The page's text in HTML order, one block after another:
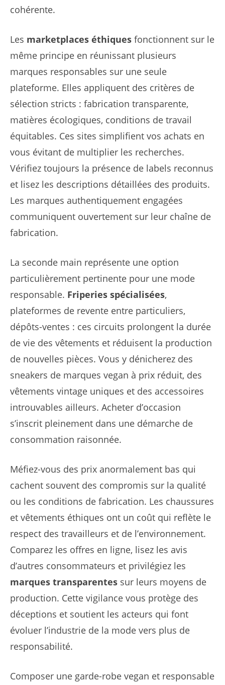
cohérente.
Les marketplaces éthiques fonctionnent sur le
même principe en réunissant plusieurs
marques responsables sur une seule
plateforme. Elles appliquent des critères de
sélection stricts : fabrication transparente,
matières écologiques, conditions de travail
équitables. Ces sites simplifient vos achats en
vous évitant de multiplier les recherches.
Vérifiez toujours la présence de labels reconnus
et lisez les descriptions détaillées des produits.
Les marques authentiquement engagées
communiquent ouvertement sur leur chaîne de
fabrication.
La seconde main représente une option
particulièrement pertinente pour une mode
responsable. Friperies spécialisées,
plateformes de revente entre particuliers,
dépôts-ventes : ces circuits prolongent la durée
de vie des vêtements et réduisent la production
de nouvelles pièces. Vous y dénicherez des
sneakers de marques vegan à prix réduit, des
vêtements vintage uniques et des accessoires
introuvables ailleurs. Acheter d’occasion
s’inscrit pleinement dans une démarche de
consommation raisonnée.
Méfiez-vous des prix anormalement bas qui
cachent souvent des compromis sur la qualité
ou les conditions de fabrication. Les chaussures
et vêtements éthiques ont un coût qui reflète le
respect des travailleurs et de l’environnement.
Comparez les offres en ligne, lisez les avis
d’autres consommateurs et privilégiez les
marques transparentes sur leurs moyens de
production. Cette vigilance vous protège des
déceptions et soutient les acteurs qui font
évoluer l’industrie de la mode vers plus de
responsabilité.
Composer une garde-robe vegan et responsable